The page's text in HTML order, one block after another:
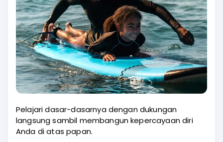
Pelajari dasar-dasarnya dengan dukungan
langsung sambil membangun kepercayaan diri
Anda di atas papan.